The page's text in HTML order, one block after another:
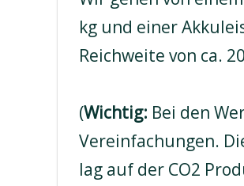
kg und einer
Reichweite von ca.
(Wichtig: Bei den
Vereinfachungen.
lag auf der CO2